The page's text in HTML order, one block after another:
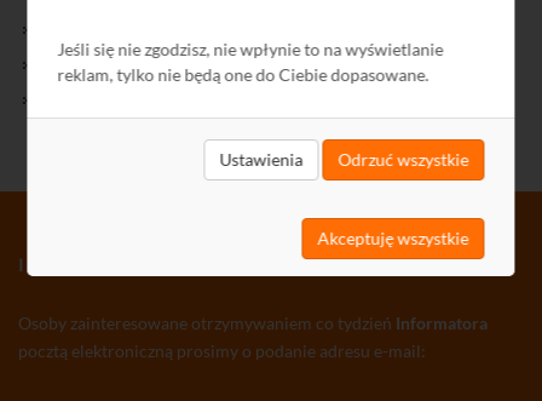
Jeśli się nie zgodzisz, nie wpłynie to na wyświetlanie
reklam, tylko nie będą one do Ciebie dopasowane.
Ustawienia Odrzuć wszystkie
Akceptuję wszystkie
Polityka Prywatności
INFORMATOR TV-SAT CCTV WLAN
Osoby zainteresowane otrzymywaniem co tydzień Informatora
pocztą elektroniczną prosimy o podanie adresu e-mail: